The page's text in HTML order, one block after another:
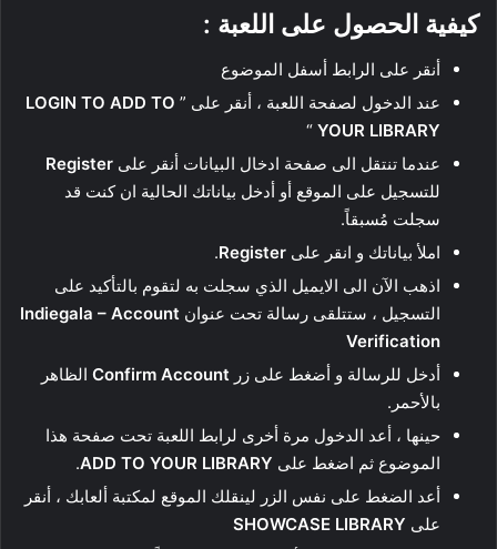
كيفية الحصول على اللعبة :
أنقر على الرابط أسفل الموضوع
عند الدخول لصفحة اللعبة ، أنقر على ” LOGIN TO ADD TO
YOUR LIBRARY
“
عندما تنتقل الى صفحة ادخال البيانات أنقر على Register
للتسجيل على الموقع أو أدخل بياناتك الحالية ان كنت قد
سجلت مُسبقاً.
املأ بياناتك و انقر على Register
.
اذهب الآن الى الايميل الذي سجلت به لتقوم بالتأكيد على
التسجيل ، ستتلقى رسالة تحت عنوان Indiegala – Account
Verification
أدخل للرسالة و أضغط على زر Confirm Account الظاهر
بالأحمر.
حينها ، أعد الدخول مرة أخرى لرابط اللعبة تحت صفحة هذا
الموضوع ثم اضغط على ADD TO YOUR LIBRARY
.
أعد الضغط على نفس الزر لينقلك الموقع لمكتبة ألعابك ، أنقر
على SHOWCASE LIBRARY